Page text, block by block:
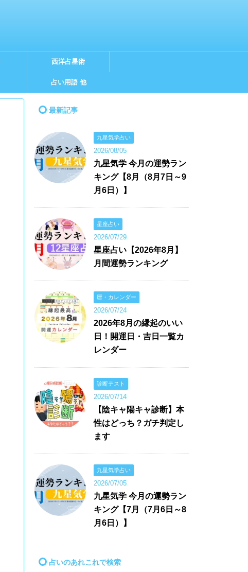
西洋占星術
占い用語 他
最新記事
九星気学占い
2026/08/05
九星気学 今月の運勢ラン
キング【8月（8月7日～9
月6日）】
星座占い
2026/07/29
星座占い【2026年8月】
月間運勢ランキング
暦・カレンダー
2026/07/24
2026年8月の縁起のいい
日！開運日・吉日一覧カ
レンダー
診断テスト
2026/07/14
【陰キャ陽キャ診断】本
性はどっち？ガチ判定し
ます
九星気学占い
2026/07/05
九星気学 今月の運勢ラン
キング【7月（7月6日～8
月6日）】
占いのあれこれで検索